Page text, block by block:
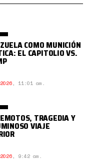
COMO MUNICIÓN
EL CAPITOLIO VS.
, 11:01 am.
TRAGEDIA Y
VIAJE
, 9:42 am.